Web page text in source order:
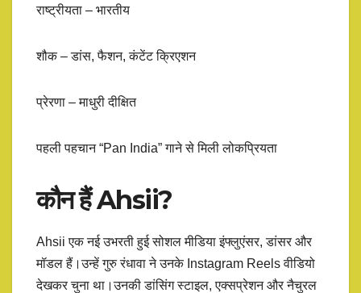
राष्ट्रीयता – भारतीय
शौक – डांस, फैशन, कंटेंट क्रिएशन
प्रेरणा – माधुरी दीक्षित
पहली पहचान “Pan India” गाने से मिली लोकप्रियता
कौन हैं Ahsii?
Ahsii एक नई उभरती हुई सोशल मीडिया इंफ्लुएंसर, डांसर और
मॉडल हैं।उन्हें गुरु रंधावा ने उनके Instagram Reels वीडियो
देखकर चुना था।उनकी डांसिंग स्टाइल, एक्सप्रेशन और नैचुरल